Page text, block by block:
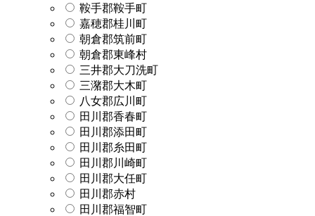
鞍手郡鞍手町
嘉穂郡桂川町
朝倉郡筑前町
朝倉郡東峰村
三井郡大刀洗町
三潴郡大木町
八女郡広川町
田川郡香春町
田川郡添田町
田川郡糸田町
田川郡川崎町
田川郡大任町
田川郡赤村
田川郡福智町